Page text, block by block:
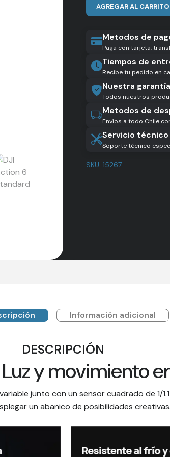
AGREGAR AL CARRITO
Metodos de
Paga con tarjeta,
Tiempos de
Recibe tu pedido en
Nuestra garantía
Todos nuestros
Metodos de
Envíos a todo Chile
Servicio técnico
Soporte técnico
SKU: 15267
Información adicional
DESCRIPCIÓN
y movimiento
junto con un sensor cuadrado de 1/
un abanico de posibilidades creativas.